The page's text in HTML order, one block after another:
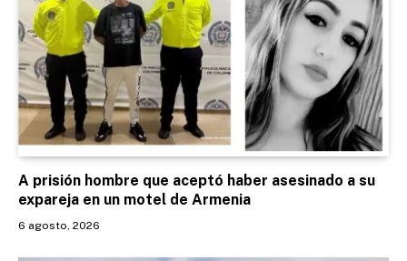
A prisión hombre que aceptó haber asesinado a su
expareja en un motel de Armenia
6 agosto, 2026